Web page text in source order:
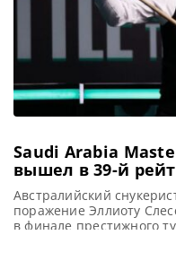
Saudi Arabia
вышел в 39-й
Австралийский
поражение Эллиоту
в финале престижного